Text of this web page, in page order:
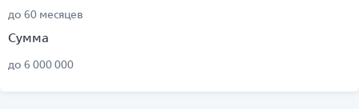
до 60 месяцев
Сумма
до 6 000 000